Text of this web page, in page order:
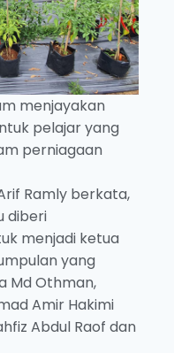
menjayakan
pelajar yang
perniagaan
Ramly berkata,
diberi
menjadi ketua
yang
Md Othman,
Amir Hakimi
Abdul Raof dan